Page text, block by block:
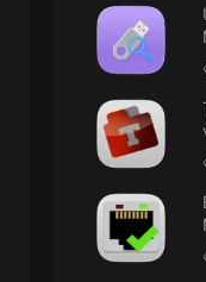
来源：
DaVinci
v21.0.3 AIO 达芬奇
Mac长存
接！直接从苹果公司